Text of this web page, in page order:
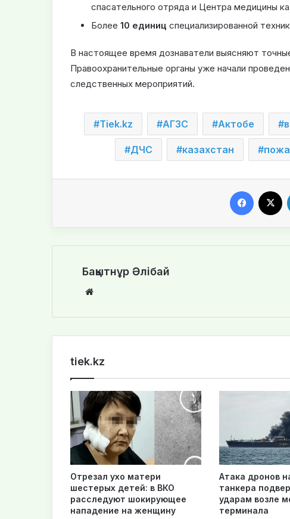
спасательного отряда и Центра медицины
Более 10 единиц специализированной
В настоящее время дознаватели выясняют
Правоохранительные органы уже начали
следственных мероприятий.
Tiek.kz АГЗС Актобе
ДЧС казахстан
Бақытнұр Әлібай
te
tiek.kz
Отрезал ухо матери
шестерых детей: в ВКО
расследуют шокирующее
нападение на женщину
Атака дронов
танкера
ударам возле
терминала